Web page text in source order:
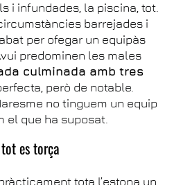
i infundades, la piscina, tot.
barrejades i
per ofegar un equipàs
predominen les males
culminada amb tres
però de notable.
no tinguem un equip
el que ha suposat.
es torça
tota l’estona un